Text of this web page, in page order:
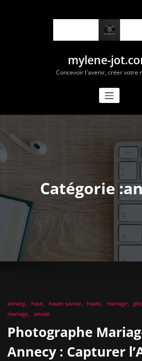
mylene-
Concevoir l'avenir, créer votre
Catégorie
annecy haut haute savoie hauts mariage
mariage
savoie
Photographe
Annecy : Capturer